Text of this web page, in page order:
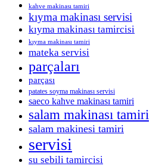
kahve makinası tamiri
kıyma makinası servisi
kıyma makinası tamircisi
kıyma makinası tamiri
mateka servisi
parçaları
parçası
patates soyma makinası servisi
saeco kahve makinası tamiri
salam makinası tamiri
salam makinesi tamiri
servisi
su sebili tamircisi